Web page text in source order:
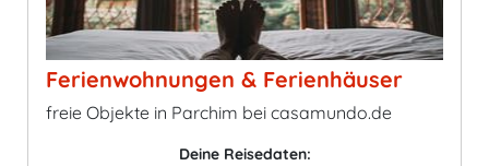
Ferienwohnungen & Ferienhäuser
freie Objekte in Parchim bei casamundo.de
Deine Reisedaten: